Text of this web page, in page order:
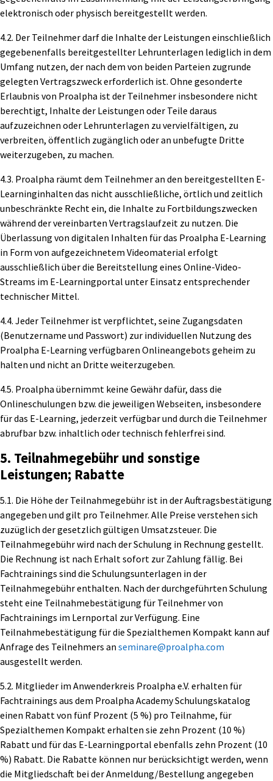
elektronisch oder physisch bereitgestellt werden.
4.2. Der Teilnehmer darf die Inhalte der Leistungen einschließlich
gegebenenfalls bereitgestellter Lehrunterlagen lediglich in dem
Umfang nutzen, der nach dem von beiden Parteien zugrunde
gelegten Vertragszweck erforderlich ist. Ohne gesonderte
Erlaubnis von Proalpha ist der Teilnehmer insbesondere nicht
berechtigt, Inhalte der Leistungen oder Teile daraus
aufzuzeichnen oder Lehrunterlagen zu vervielfältigen, zu
verbreiten, öffentlich zugänglich oder an unbefugte Dritte
weiterzugeben, zu machen.
4.3. Proalpha räumt dem Teilnehmer an den bereitgestellten E-
Learninginhalten das nicht ausschließliche, örtlich und zeitlich
unbeschränkte Recht ein, die Inhalte zu Fortbildungszwecken
während der vereinbarten Vertragslaufzeit zu nutzen. Die
Überlassung von digitalen Inhalten für das Proalpha E-Learning
in Form von aufgezeichnetem Videomaterial erfolgt
ausschließlich über die Bereitstellung eines Online-Video-
Streams im E-Learningportal unter Einsatz entsprechender
technischer Mittel.
4.4. Jeder Teilnehmer ist verpflichtet, seine Zugangsdaten
(Benutzername und Passwort) zur individuellen Nutzung des
Proalpha E-Learning verfügbaren Onlineangebots geheim zu
halten und nicht an Dritte weiterzugeben.
4.5. Proalpha übernimmt keine Gewähr dafür, dass die
Onlineschulungen bzw. die jeweiligen Webseiten, insbesondere
für das E-Learning, jederzeit verfügbar und durch die Teilnehmer
abrufbar bzw. inhaltlich oder technisch fehlerfrei sind.
5. Teilnahmegebühr und sonstige
Leistungen; Rabatte
5.1. Die Höhe der Teilnahmegebühr ist in der Auftragsbestätigung
angegeben und gilt pro Teilnehmer. Alle Preise verstehen sich
zuzüglich der gesetzlich gültigen Umsatzsteuer. Die
Teilnahmegebühr wird nach der Schulung in Rechnung gestellt.
Die Rechnung ist nach Erhalt sofort zur Zahlung fällig. Bei
Fachtrainings sind die Schulungsunterlagen in der
Teilnahmegebühr enthalten. Nach der durchgeführten Schulung
steht eine Teilnahmebestätigung für Teilnehmer von
Fachtrainings im Lernportal zur Verfügung. Eine
Teilnahmebestätigung für die Spezialthemen Kompakt kann auf
Anfrage des Teilnehmers an seminare@proalpha.com
ausgestellt werden.
5.2. Mitglieder im Anwenderkreis Proalpha e.V. erhalten für
Fachtrainings aus dem Proalpha Academy Schulungskatalog
einen Rabatt von fünf Prozent (5 %) pro Teilnahme, für
Spezialthemen Kompakt erhalten sie zehn Prozent (10 %)
Rabatt und für das E-Learningportal ebenfalls zehn Prozent (10
%) Rabatt. Die Rabatte können nur berücksichtigt werden, wenn
die Mitgliedschaft bei der Anmeldung/Bestellung angegeben